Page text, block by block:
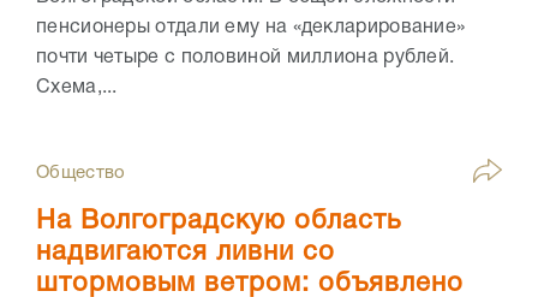
пенсионеры отдали ему на «декларирование»
почти четыре с половиной миллиона рублей.
Схема,...
Общество
На Волгоградскую область
надвигаются ливни со
штормовым ветром: объявлено